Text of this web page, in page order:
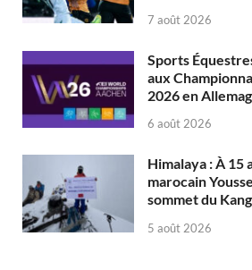
7 août 2026
Sports
aux
2026 en
6 août 2026
Himalaya : À 15
marocain
sommet du
5 août 2026